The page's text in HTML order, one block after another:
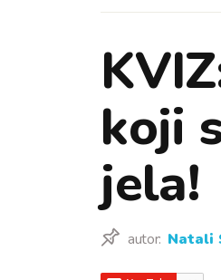
koji
jela!
autor: Natali